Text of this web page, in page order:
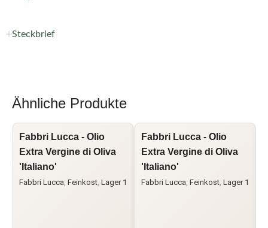
Steckbrief
Ähnliche Produkte
Fabbri Lucca - Olio
Extra Vergine di Oliva
'Italiano'
Fabbri Lucca, Feinkost, Lager 1
Fabbri Lucca - Olio
Extra Vergine di Oliva
'Italiano'
Fabbri Lucca, Feinkost, Lager 1